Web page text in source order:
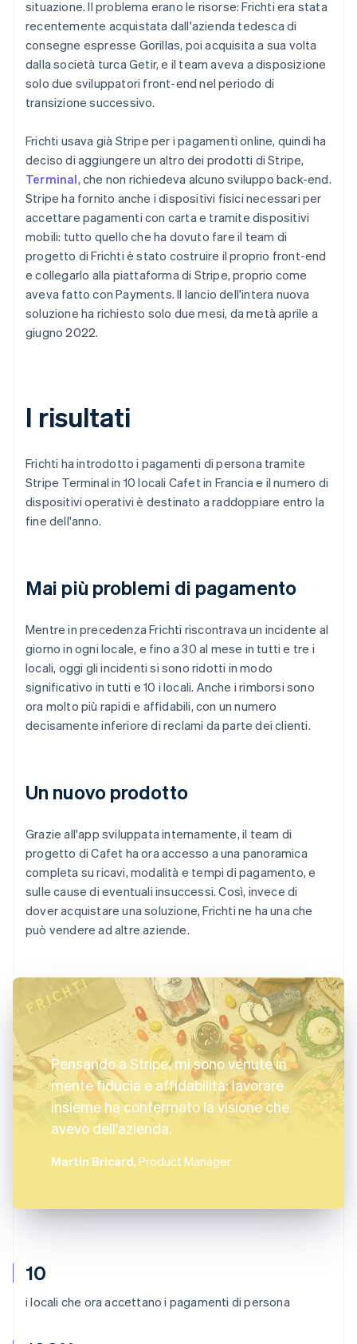
10
i locali che ora accettano i pagamenti di persona
situazione. Il problema erano le risorse: Frichti era stata
recentemente acquistata dall'azienda tedesca di
consegne espresse Gorillas, poi acquisita a sua volta
dalla società turca Getir, e il team aveva a disposizione
solo due sviluppatori front-end nel periodo di
transizione successivo.
Frichti usava già Stripe per i pagamenti online, quindi ha
deciso di aggiungere un altro dei prodotti di Stripe,
Terminal, che non richiedeva alcuno sviluppo back-end.
Stripe ha fornito anche i dispositivi fisici necessari per
accettare pagamenti con carta e tramite dispositivi
mobili: tutto quello che ha dovuto fare il team di
progetto di Frichti è stato costruire il proprio front-end
e collegarlo alla piattaforma di Stripe, proprio come
aveva fatto con Payments. Il lancio dell'intera nuova
soluzione ha richiesto solo due mesi, da metà aprile a
giugno 2022.
I risultati
Frichti ha introdotto i pagamenti di persona tramite
Stripe Terminal in 10 locali Cafet in Francia e il numero di
dispositivi operativi è destinato a raddoppiare entro la
fine dell'anno.
Mai più problemi di pagamento
Mentre in precedenza Frichti riscontrava un incidente al
giorno in ogni locale, e fino a 30 al mese in tutti e tre i
locali, oggi gli incidenti si sono ridotti in modo
significativo in tutti e 10 i locali. Anche i rimborsi sono
ora molto più rapidi e affidabili, con un numero
decisamente inferiore di reclami da parte dei clienti.
Un nuovo prodotto
Grazie all'app sviluppata internamente, il team di
progetto di Cafet ha ora accesso a una panoramica
completa su ricavi, modalità e tempi di pagamento, e
sulle cause di eventuali insuccessi. Così, invece di
dover acquistare una soluzione, Frichti ne ha una che
può vendere ad altre aziende.
Pensando a Stripe, mi sono venute in
mente fiducia e affidabilità: lavorare
insieme ha confermato la visione che
avevo dell'azienda.
Martin Bricard, Product Manager